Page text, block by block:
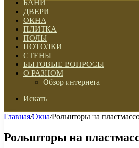
БАНИ
ДВЕРИ
ОКНА
ПЛИТКА
ПОЛЫ
ПОТОЛКИ
СТЕНЫ
БЫТОВЫЕ ВОПРОСЫ
О РАЗНОМ
Обзор интернета
Искать
Главная/Окна/Рольшторы на
Рольшторы на